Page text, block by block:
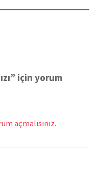
için yorum
açmalısınız.